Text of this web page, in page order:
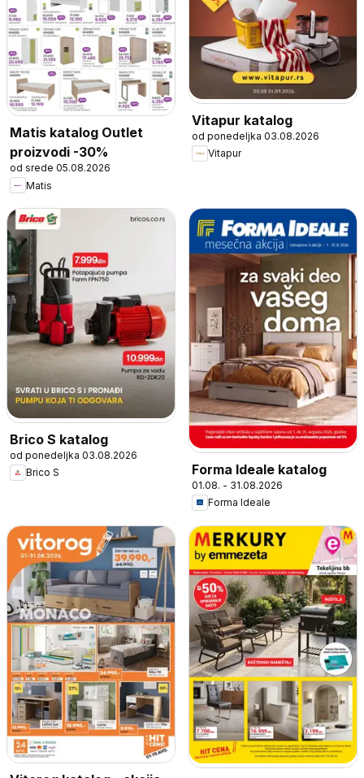
Matis katalog Outlet
proizvodi -30%
od srede 05.08.2026
Matis
Vitapur katalog
od ponedeljka 03.08.2026
Vitapur
Brico S katalog
od ponedeljka 03.08.2026
Brico S
Forma Ideale katalog
01.08. - 31.08.2026
Forma Ideale